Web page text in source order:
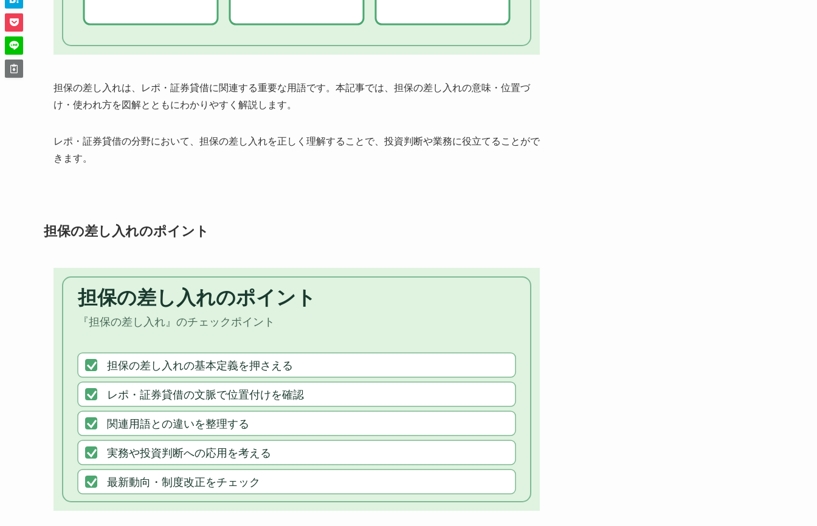
担保の差し入れは、レポ・証券貸借に関連する重要な用語です。本記事では、担保の差し入れの意味・位置づ
け・使われ方を図解とともにわかりやすく解説します。
レポ・証券貸借の分野において、担保の差し入れを正しく理解することで、投資判断や業務に役立てることがで
きます。
担保の差し入れのポイント